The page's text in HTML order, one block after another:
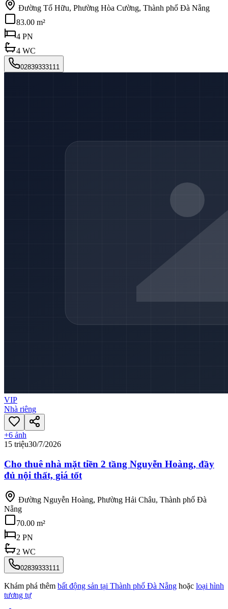
Đường Tố Hữu, Phường Hòa Cường, Thành phố Đà Nẵng
83.00 m²
4 PN
4 WC
02839333111
VIP
Nhà riêng
+6 ảnh
15 triệu30/7/2026
Cho thuê nhà mặt tiền 2 tầng Nguyễn Hoàng, đầy
đủ nội thất, giá tốt
Đường Nguyễn Hoàng, Phường Hải Châu, Thành phố Đà
Nẵng
70.00 m²
2 PN
2 WC
02839333111
Khám phá thêm bất động sản tại Thành phố Đà Nẵng hoặc loại hình
tương tự